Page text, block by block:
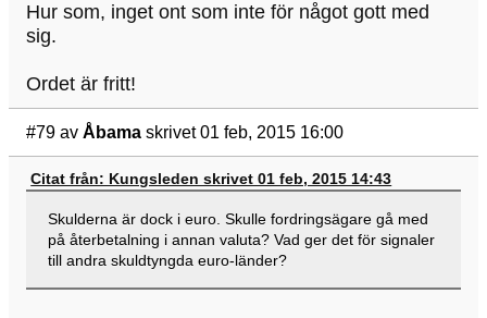
Hur som, inget ont som inte för något gott med
sig.
Ordet är fritt!
#79 av Åbama skrivet 01 feb, 2015 16:00
Citat från: Kungsleden skrivet 01 feb, 2015 14:43
Skulderna är dock i euro. Skulle fordringsägare gå med
på återbetalning i annan valuta? Vad ger det för signaler
till andra skuldtyngda euro-länder?